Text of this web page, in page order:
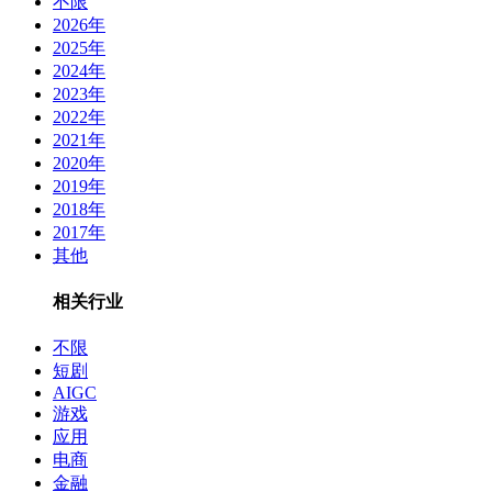
2026年
2025年
2024年
2023年
2022年
2021年
2020年
2019年
2018年
2017年
其他
相关行业
不限
短剧
AIGC
游戏
应用
电商
金融